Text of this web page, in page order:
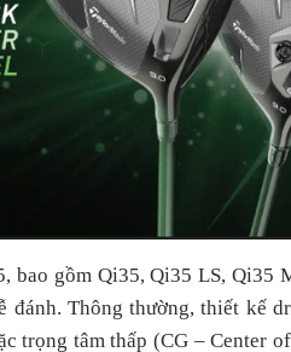
gồm Qi35, Qi35 LS, Qi35
đánh. Thông thường, thiết kế
trọng tâm thấp (CG – Center